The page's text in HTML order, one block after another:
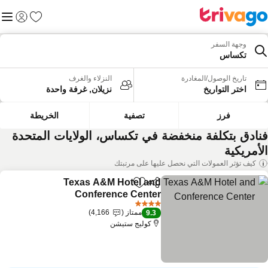
المفضلة
تسجيل
وجهة السفر
تكساس
تاريخ الوصول/المغادرة
اختر التواريخ
النزلاء والغرف
نزيلان, غرفة واحدة
فرز تصفية الخريطة
بتكلفة منخفضة في تكساس، الولايات المتحدة
كيف تؤثر العمولات التي نحصل عليها على مرتبتك
مشاركةAdd to favorites
Texas A&M Hotel and
Conference Center
مشاهدة الأسعار
9.3 ممتاز
4,166
كوليج ستيشن